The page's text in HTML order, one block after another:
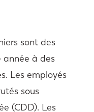
sont des
à des
Les employés
sous
(CDD). Les